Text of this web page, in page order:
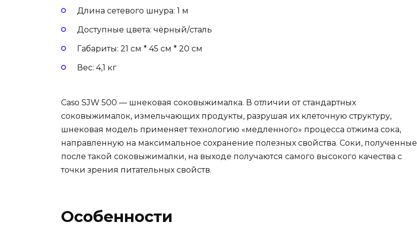
Длина сетевого шнура: 1 м
Доступные цвета: чёрный/сталь
Габариты: 21 см * 45 см * 20 см
Вес: 4,1 кг
Caso SJW 500 — шнековая соковыжималка. В отличии от стандартных
соковыжималок, измельчающих продукты, разрушая их клеточную структуру,
шнековая модель применяет технологию «медленного» процесса отжима сока,
направленную на максимальное сохранение полезных свойства. Соки, полученные
после такой соковыжималки, на выходе получаются самого высокого качества с
точки зрения питательных свойств.
Особенности